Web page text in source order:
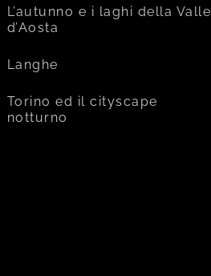
L’autunno e i laghi della Valle
d’Aosta
Langhe
Torino ed il cityscape
notturno